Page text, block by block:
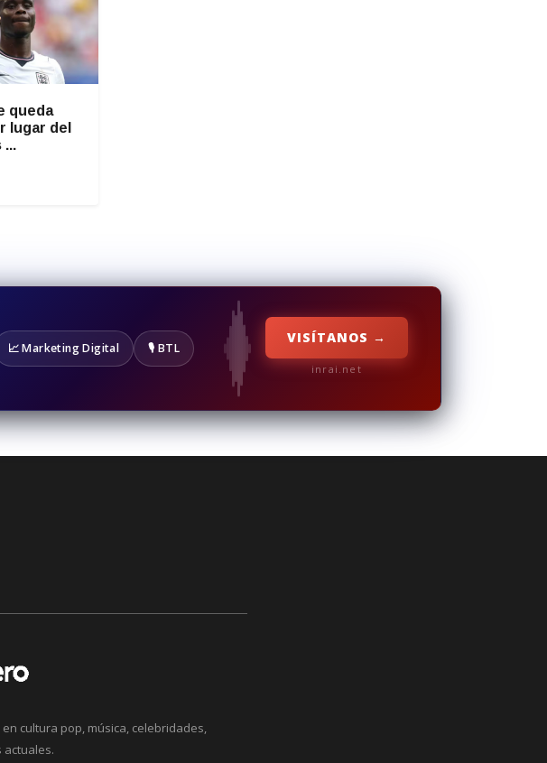
queda
lugar del
...
📈 Marketing Digital 🎙️ BTL
VISÍTANOS →
inrai.net
en cultura pop, música, celebridades,
actuales.